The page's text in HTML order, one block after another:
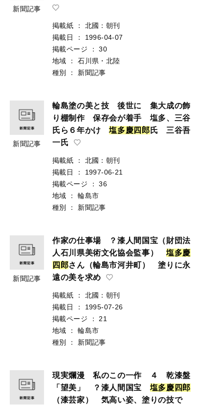
新聞記事
掲載紙 ：
北國：朝刊
掲載日
：
1996-04-07
掲載ページ
：
30
地域
：
石川県・北陸
種別
： 新聞記事
新聞記事
輪島塗の美と技 後世に 集大成の飾
り棚制作 保存会が着手 塩多、三谷
氏ら６年かけ塩多慶四 郎 氏 三谷吾
一氏
掲載紙 ：
北國：朝刊
掲載日
：
1997-06-21
掲載ページ
：
36
地域
：
輪島市
種別
： 新聞記事
新聞記事
作家の仕事場 ？漆人間国宝（財団法
人石川県美術文化協会監事） 塩多慶
四 郎さん（輪島市河井町） 塗りに永
遠の美を求め
掲載紙 ：
北國：朝刊
掲載日
：
1995-07-26
掲載ページ
：
21
地域
：
輪島市
種別
： 新聞記事
現実爛漫 私のこの一作 ４ 乾漆盤
「望美」 ？漆人間国宝 塩多慶 四 郎
（漆芸家） 気高い姿、塗りの技で